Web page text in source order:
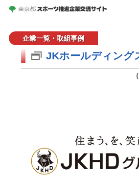
企業一覧・取組事例
JKホールディング